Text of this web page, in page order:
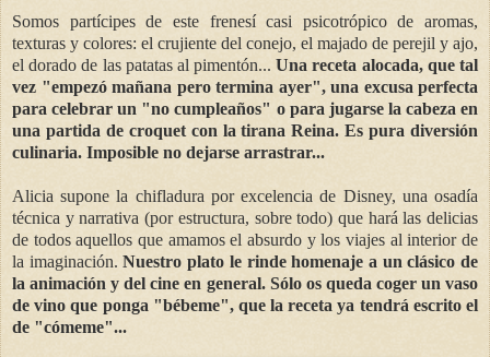
Somos partícipes de este frenesí casi psicotrópico de aromas,
texturas y colores: el crujiente del conejo, el majado de perejil y ajo,
el dorado de las patatas al pimentón...Una receta alocada, que tal
vez "empezó mañana pero termina ayer", una excusa perfecta
para celebrar un "no cumpleaños" o para jugarse la cabeza en
una partida de croquet con la tirana Reina.Es pura diversión
culinaria. Imposible no dejarse arrastrar...
Alicia supone la chifladura por excelencia de Disney, una osadía
técnica y narrativa (por estructura, sobre todo) que hará las delicias
de todos aquellos que amamos el absurdo y los viajes al interior de
la imaginación.Nuestro plato le rinde homenaje a un clásico de
la animación y del cine en general. Sólo os queda coger un vaso
de vino que ponga "bébeme", que la receta ya tendrá escrito el
de "cómeme"...